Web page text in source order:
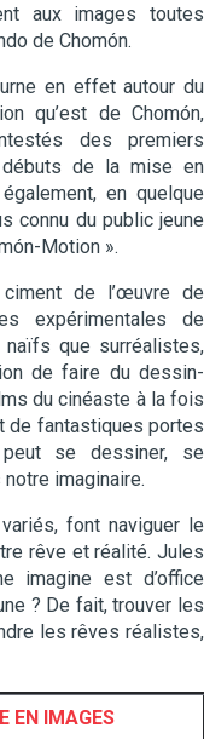
aux images toutes
de Chomón.
en effet autour du
qu’est de Chomón,
des premiers
débuts de la mise en
en quelque
connu du public jeune
Motion ».
de l’œuvre de
expérimentales de
que surréalistes,
de faire du dessin-
du cinéaste à la fois
de fantastiques portes
se dessiner, se
imaginaire.
font naviguer le
rêve et réalité. Jules
imagine est d’office
? De fait, trouver les
les rêves réalistes,
EN IMAGES